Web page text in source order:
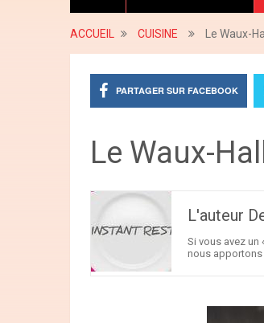
ACCUEIL CUISINE Le Waux-
PARTAGER SUR FACEBOOK
Le Waux-
L'auteur
Si vous avez un
nous apportons